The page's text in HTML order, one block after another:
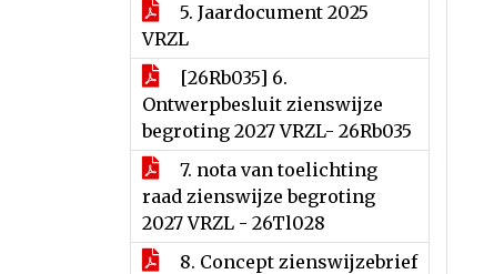
5. Jaardocument 2025
VRZL
[26Rb035] 6.
Ontwerpbesluit zienswijze
begroting 2027 VRZL- 26Rb035
7. nota van toelichting
raad zienswijze begroting
2027 VRZL - 26Tl028
8. Concept zienswijzebrief